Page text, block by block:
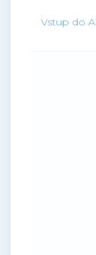
Vstup do